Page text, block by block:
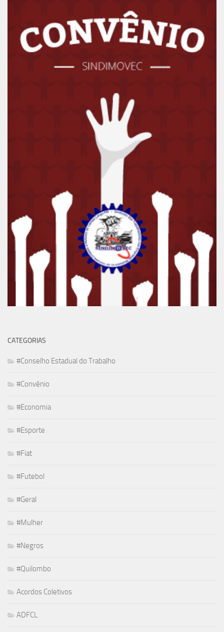
CATEGORIAS
#Conselho Estadual do Trabalho
#Convênio
#Economia
#Esporte
#Fiat
#Futebol
#Geral
#Mulher
#Negros
#Quilombo
Acordos Coletivos
ADFCL